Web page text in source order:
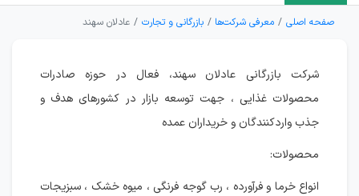
صفحه اصلی معرفی شرکت‌ها بازرگانی و تجارت عادلان سهند
شرکت بازرگانی عادلان سهند، فعال در حوزه صادرات
محصولات غذایی ، جهت توسعه بازار در کشورهای هدف و
جذب واردکنندگان و خریداران عمده
محصولات:
انواع خرما و فرآورده ، رب گوجه فرنگی ، میوه خشک ، سبزیجات